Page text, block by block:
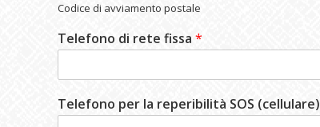
Codice di avviamento postale
Telefono di rete fissa *
Telefono per la reperibilità SOS (cellulare)